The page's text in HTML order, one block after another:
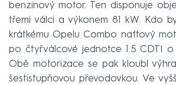
benzinový motor. Ten disponuje
třemi válci a výkonem 81 kW. Kdo
krátkému Opelu Combo naftový
po čtyřválcové jednotce 1.5 CDTI o
Obě motorizace se pak kloubí
šestistupňovou převodovkou. Ve